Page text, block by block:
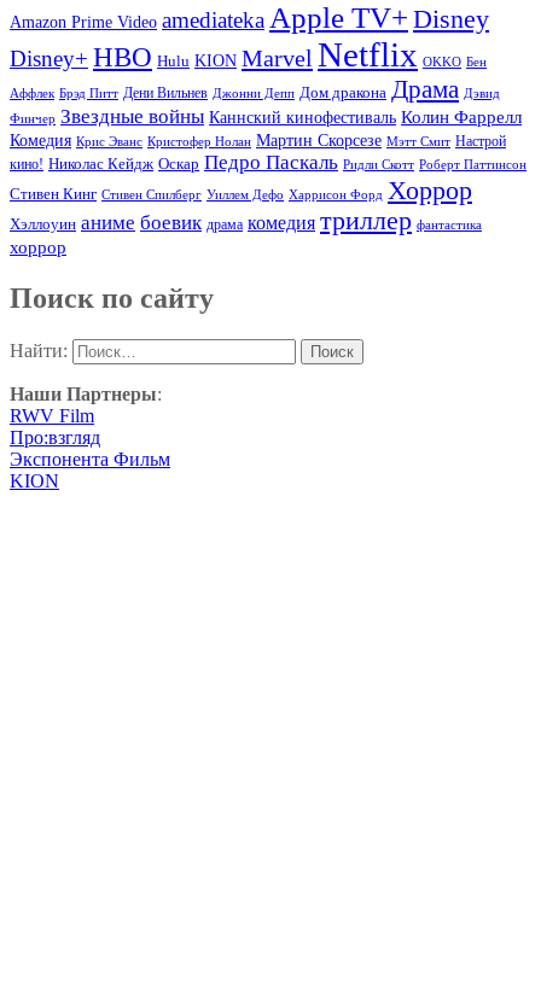
Amazon Prime Video amediateka Apple TV+ Disney
Disney+ HBO Hulu KION Marvel Netflix OKKO Бен
Аффлек Брэд Питт Дени Вильнев Джонни Депп Дом дракона Драма Дэвид
Финчер Звездные войны Каннский кинофестиваль Колин Фаррелл
Комедия Крис Эванс Кристофер Нолан Мартин Скорсезе Мэтт Смит Настрой
кино! Николас Кейдж Оскар Педро Паскаль Ридли Скотт Роберт Паттинсон
Стивен Кинг Стивен Спилберг Уиллем Дефо Харрисон Форд Хоррор
Хэллоуин аниме боевик драма комедия триллер фантастика
хоррор
Поиск по сайту
Найти:
Наши Партнеры:
RWV Film
Про:взгляд
Экспонента Фильм
KION